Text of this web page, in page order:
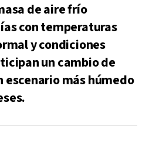
de aire frío
con temperaturas
y condiciones
un cambio de
escenario más húmedo